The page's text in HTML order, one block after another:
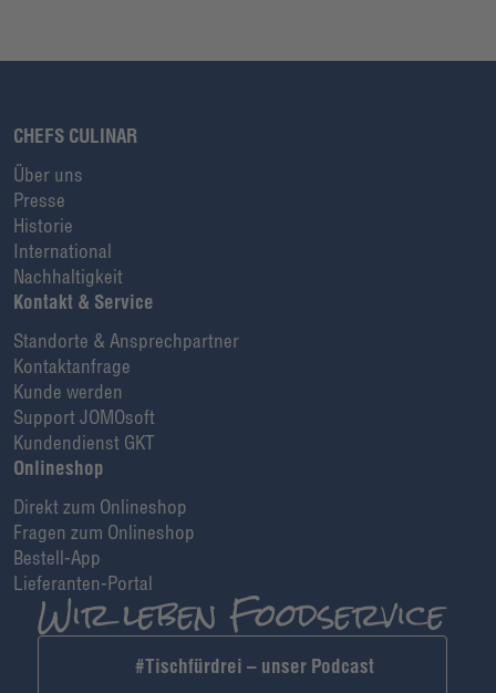
CHEFS CULINAR
Über uns
Presse
Historie
International
Nachhaltigkeit
Kontakt & Service
Standorte & Ansprechpartner
Kontaktanfrage
Kunde werden
Support JOMOsoft
Kundendienst GKT
Onlineshop
Direkt zum Onlineshop
Fragen zum Onlineshop
Bestell-App
Lieferanten-Portal
#Tischfürdrei – unser Podcast